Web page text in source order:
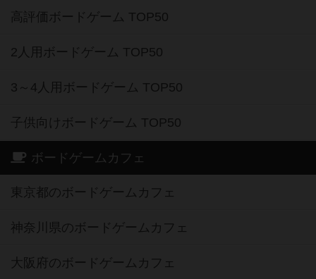
高評価ボードゲーム TOP50
2人用ボードゲーム TOP50
3～4人用ボードゲーム TOP50
子供向けボードゲーム TOP50
ボードゲームカフェ
東京都のボードゲームカフェ
神奈川県のボードゲームカフェ
大阪府のボードゲームカフェ